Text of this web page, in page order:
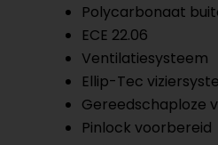
Polycarbonaat
ECE 22.06
Ventilatiesysteem
Ellip-Tec
Gereedschaploze
Pinlock voorbereid